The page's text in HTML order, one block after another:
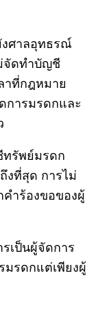
งศาลอุทธรณ์
จัดทำบัญชี
าที่กฎหมาย
การมรดกและ
ทรัพย์มรดก
งที่สุด การไม่
ำร้องขอของผู้
ป็นผู้จัดการ
มรดกแต่เพียงผู้